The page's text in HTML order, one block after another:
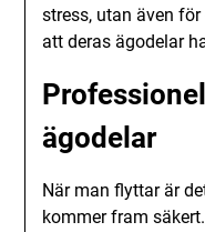
stress, utan även
att deras ägodelar
ägodelar
När man flyttar är
kommer fram